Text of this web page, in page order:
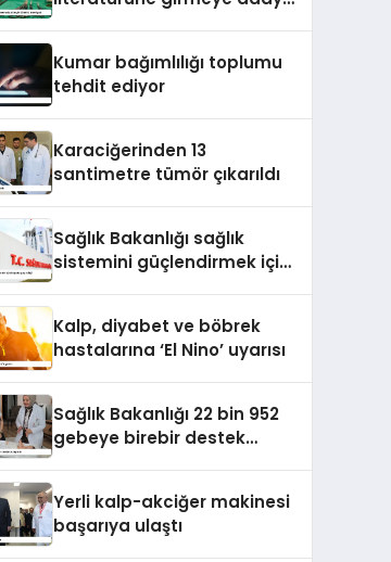
Kumar bağımlılığı toplumu
tehdit ediyor
Karaciğerinden 13
santimetre tümör çıkarıldı
Sağlık Bakanlığı sağlık
sistemini güçlendirmek için
Kalp, diyabet ve böbrek
hastalarına ‘El Nino’ uyarısı
Sağlık Bakanlığı 22 bin 952
gebeye birebir destek
Yerli kalp-akciğer makinesi
başarıya ulaştı